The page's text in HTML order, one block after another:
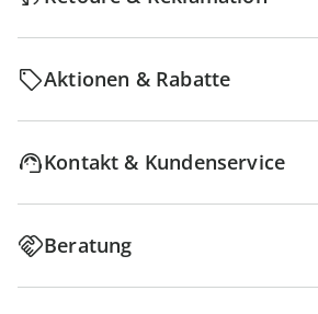
Aktionen & Rabatte
Kontakt & Kundenservice
Beratung